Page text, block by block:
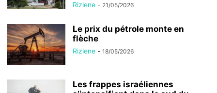
Rizlene - 21/05/2026
Le prix du pétrole monte en
flèche
Rizlene - 18/05/2026
Les frappes israéliennes